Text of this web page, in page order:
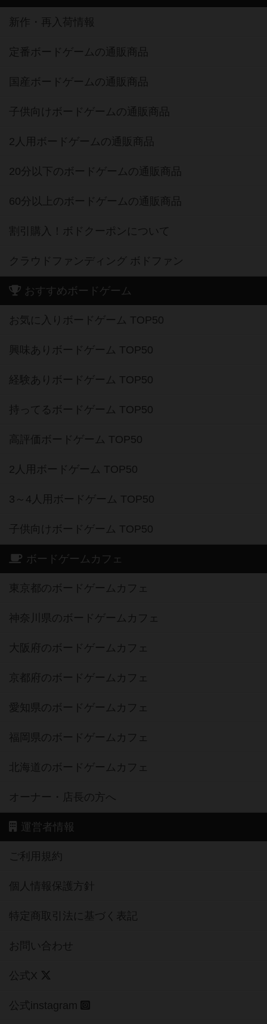
新作・再入荷情報
定番ボードゲームの通販商品
国産ボードゲームの通販商品
子供向けボードゲームの通販商品
2人用ボードゲームの通販商品
20分以下のボードゲームの通販商品
60分以上のボードゲームの通販商品
割引購入！ボドクーポンについて
クラウドファンディング ボドファン
おすすめボードゲーム
お気に入りボードゲーム TOP50
興味ありボードゲーム TOP50
経験ありボードゲーム TOP50
持ってるボードゲーム TOP50
高評価ボードゲーム TOP50
2人用ボードゲーム TOP50
3～4人用ボードゲーム TOP50
子供向けボードゲーム TOP50
ボードゲームカフェ
東京都のボードゲームカフェ
神奈川県のボードゲームカフェ
大阪府のボードゲームカフェ
京都府のボードゲームカフェ
愛知県のボードゲームカフェ
福岡県のボードゲームカフェ
北海道のボードゲームカフェ
オーナー・店長の方へ
運営者情報
ご利用規約
個人情報保護方針
特定商取引法に基づく表記
お問い合わせ
公式X
公式instagram